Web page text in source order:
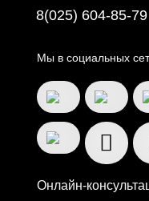
8(025) 604-85-79
Мы в социальных
Онлайн-